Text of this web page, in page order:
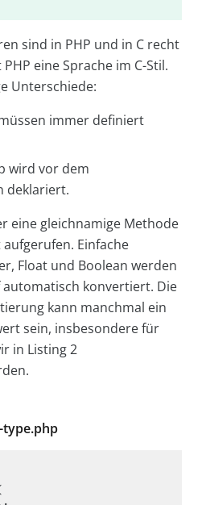
sind in PHP und in C recht
eine Sprache im C-Stil.
Unterschiede:
immer definiert
wird vor dem
deklariert.
eine gleichnamige Methode
Einfache
Float und Boolean werden
konvertiert. Die
kann manchmal ein
sein, insbesondere für
in Listing 2
type.php